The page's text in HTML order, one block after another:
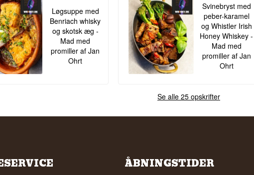
Løgsuppe med
Benriach whisky
og skotsk æg -
Mad med
promiller af Jan
Ohrt
Svinebryst med
peber-karamel
og Whistler Irish
Honey Whiskey -
Mad med
promiller af Jan
Ohrt
Se alle 25 opskrifter
ÅBNINGSTIDER